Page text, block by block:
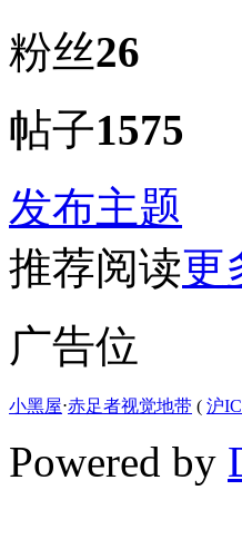
粉丝26
帖子1575
发布主题
推荐阅读更
广告位
小黑屋⋅赤足者视觉地带 ( 沪
Powered by